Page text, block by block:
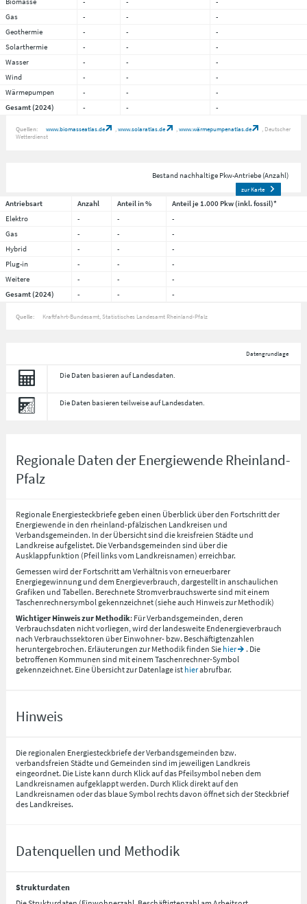
Gas
- -
-
Geothermie
- -
-
Solarthermie
- -
-
Wasser
- -
-
Wind
- -
-
Wärmepumpen
- -
-
Gesamt (2024)
- - -
Quellen: www.biomasseatlas.de www.solaratlas.de www.wärmepumpenatlas.de
Deutscher
Wetterdienst
Bestand nachhaltige Pkw-Antriebe (Anzahl)
zur Karte
Antriebsart Anzahl Anteil in %
Anteil je 1.000 Pkw (inkl. fossil)*
Elektro
- -
-
Gas
- -
-
Hybrid
- -
-
Plug-in
- -
-
Weitere
- -
-
Gesamt (2024)
- - -
Quelle: Kraftfahrt-Bundesamt, Statistisches Landesamt Rheinland-Pfalz
Datengrundlage
Die Daten basieren auf Landesdaten.
Die Daten basieren teilweise auf Landesdaten.
Regionale Daten der Energiewende Rheinland-
Pfalz
Regionale Energiesteckbriefe geben einen Überblick über den Fortschritt der
Energiewende in den rheinland-pfälzischen Landkreisen und
Verbandsgemeinden. In der Übersicht sind die kreisfreien Städte und
Landkreise aufgelistet. Die Verbandsgemeinden sind über die
Ausklappfunktion (Pfeil links vom Landkreisnamen) erreichbar.
Gemessen wird der Fortschritt am Verhältnis von erneuerbarer
Energiegewinnung und dem Energieverbrauch, dargestellt in anschaulichen
Grafiken und Tabellen. Berechnete Stromverbrauchswerte sind mit einem
Taschenrechnersymbol gekennzeichnet (siehe auch Hinweis zur Methodik)
Wichtiger Hinweis zur Methodik: Für Verbandsgemeinden, deren
Verbrauchsdaten nicht vorliegen, wird der landesweite Endenergieverbrauch
nach Verbrauchssektoren über Einwohner- bzw. Beschäftigtenzahlen
heruntergebrochen. Erläuterungen zur Methodik finden Sie hier
. Die
betroffenen Kommunen sind mit einem Taschenrechner-Symbol
gekennzeichnet. Eine Übersicht zur Datenlage ist hierabrufbar.
Hinweis
Die regionalen Energiesteckbriefe der Verbandsgemeinden bzw.
verbandsfreien Städte und Gemeinden sind im jeweiligen Landkreis
eingeordnet. Die Liste kann durch Klick auf das Pfeilsymbol neben dem
Landkreisnamen aufgeklappt werden. Durch Klick direkt auf den
Landkreisnamen oder das blaue Symbol rechts davon öffnet sich der Steckbrief
des Landkreises.
Datenquellen und Methodik
Strukturdaten